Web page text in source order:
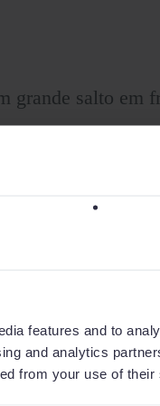
features and to
and analytics
from your use of
grande salto em
da sua
comerciais são
os clientes a
e reduziu os
em
valor de dispor
reais.